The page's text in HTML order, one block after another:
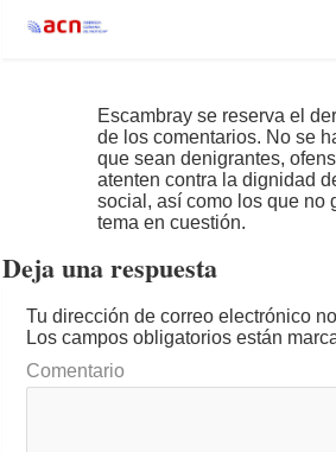
Escambray se reserva el
de los comentarios. No se
que sean denigrantes,
atenten contra la dignidad
social, así como los que no
tema en cuestión.
Deja una respuesta
Tu dirección de correo electrónico
Los campos obligatorios están
Comentario